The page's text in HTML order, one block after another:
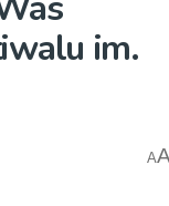
im.
A